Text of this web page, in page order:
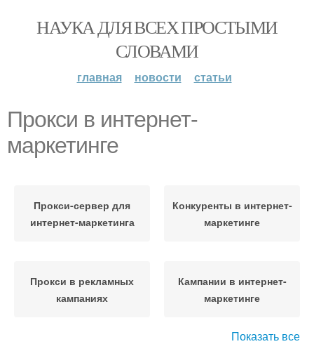
НАУКА ДЛЯ ВСЕХ ПРОСТЫМИ
СЛОВАМИ
главная новости статьи
Прокси в интернет-
маркетинге
Прокси-сервер для
интернет-маркетинга
Конкуренты в интернет-
маркетинге
Прокси в рекламных
кампаниях
Кампании в интернет-
маркетинге
Показать все